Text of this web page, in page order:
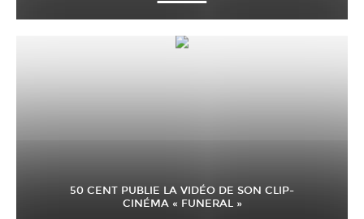
50 CENT PUBLIE LA VIDÉO DE SON CLIP-
CINÉMA « FUNERAL »